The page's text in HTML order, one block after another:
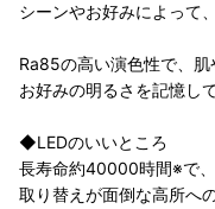
シーンやお好みによって
Ra85の高い演色性で、肌
お好みの明るさを記憶し
◆LEDのいいところ
長寿命約40000時間※で、
取り替えが面倒な高所へ